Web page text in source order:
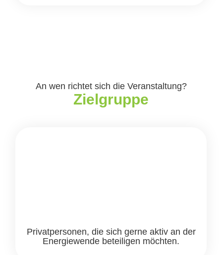
An wen richtet sich die Veranstaltung?
Zielgruppe
Privatpersonen, die sich gerne aktiv an der
Energiewende beteiligen möchten.